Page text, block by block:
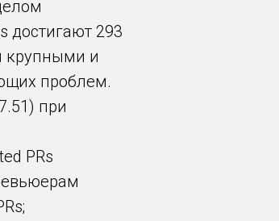
достигают 293
крупными и
проблем.
при
PRs